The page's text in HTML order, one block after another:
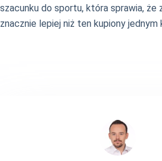
szacunku do sportu, która sprawia,
znacznie lepiej niż ten kupiony jednym